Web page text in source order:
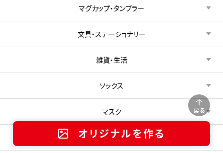
戻る
オリジナルを作る
マグカップ・タンブラー
文具・ステーショナリー
雑貨・生活
ソックス
マスク
アイテム（その他）